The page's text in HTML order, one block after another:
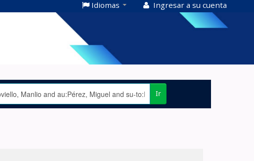
Idiomas Ingresar a su cuenta
Ir